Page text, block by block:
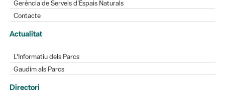
Gerència de Serveis d'Espais Naturals
Contacte
Actualitat
L'Informatiu dels Parcs
Gaudim als Parcs
Directori